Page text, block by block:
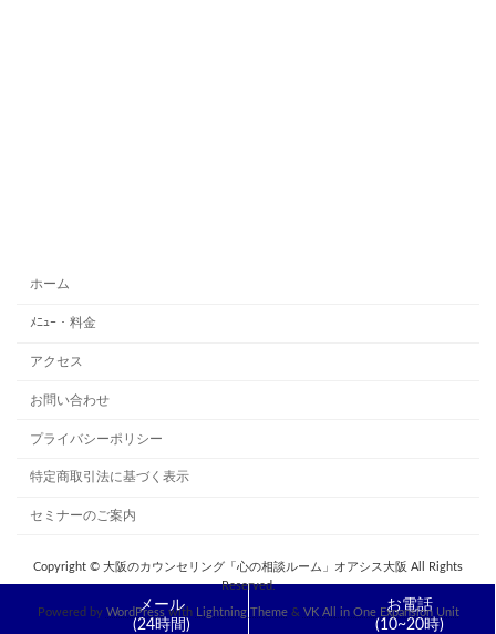
メール
(24時間)
お電話
(10~20時)
ホーム
ﾒﾆｭｰ・料金
アクセス
お問い合わせ
プライバシーポリシー
特定商取引法に基づく表示
セミナーのご案内
Copyright © 大阪のカウンセリング「心の相談ルーム」オアシス大阪 All Rights
Reserved.
Powered by WordPresswith Lightning Theme& VK All in One Expansion Unit